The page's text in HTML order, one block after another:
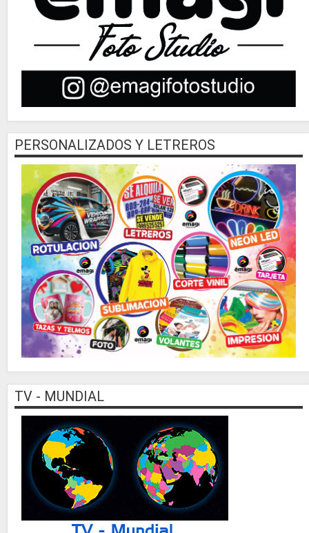
PERSONALIZADOS Y LETREROS
TV - MUNDIAL